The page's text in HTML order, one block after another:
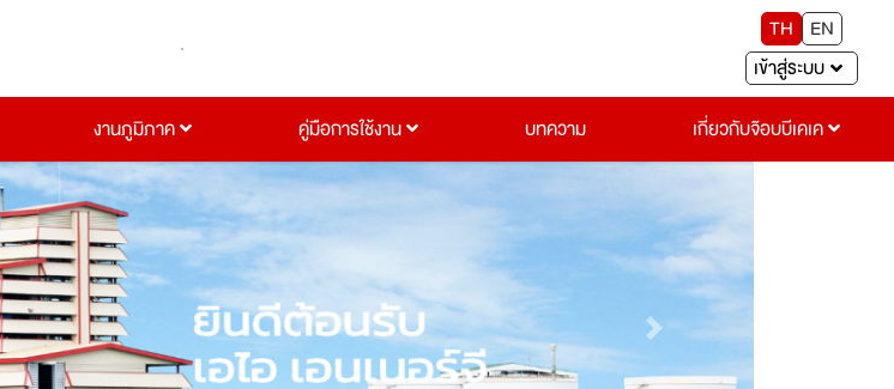
TH
EN
เข้าสู่ระบบ
งานภูมิภาค คู่มือการใช้งาน บทความ เกี่ยวกับจ๊อบบีเคเค
Next